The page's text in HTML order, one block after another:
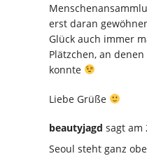
erst daran
Glück auch immer
Plätzchen, an
konnte
Liebe Grüße
beautyjagd sagt am
Seoul steht ganz